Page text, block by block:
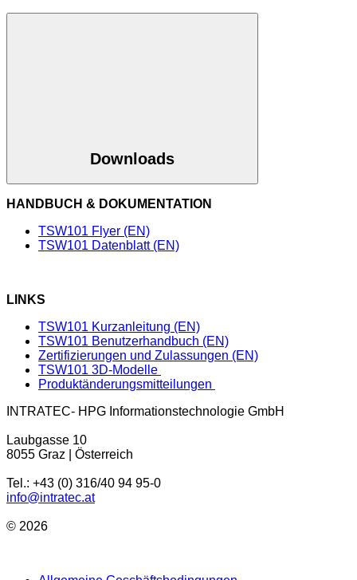
Downloads
HANDBUCH & DOKUMENTATION
TSW101 Flyer (EN)
TSW101 Datenblatt (EN)
LINKS
TSW101 Kurzanleitung (EN)
TSW101 Benutzerhandbuch (EN)
Zertifizierungen und Zulassungen (EN)
TSW101 3D-Modelle
Produktänderungsmitteilungen
INTRATEC- HPG Informationstechnologie GmbH
Laubgasse 10
8055 Graz | Österreich
Tel.: +43 (0) 316/40 94 95-0
info@intratec.at
© 2026